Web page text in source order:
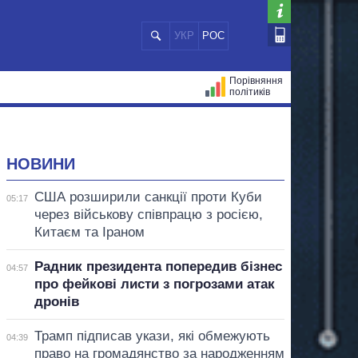
УКР РОС
Порівняння
політиків
НОВИНИ
05:17
США розширили санкції проти Куби
через військову співпрацю з росією,
Китаєм та Іраном
04:57
Радник президента попередив бізнес
про фейкові листи з погрозами атак
дронів
04:39
Трамп підписав укази, які обмежують
право на громадянство за народженням